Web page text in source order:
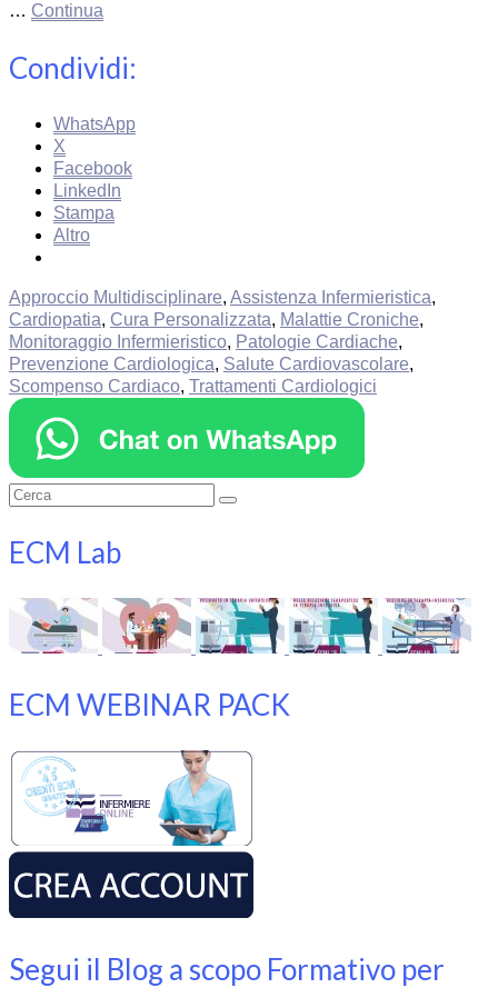
… Continua
Condividi:
WhatsApp
X
Facebook
LinkedIn
Stampa
Altro
Approccio Multidisciplinare, Assistenza Infermieristica,
Cardiopatia, Cura Personalizzata, Malattie Croniche,
Monitoraggio Infermieristico, Patologie Cardiache,
Prevenzione Cardiologica, Salute Cardiovascolare,
Scompenso Cardiaco, Trattamenti Cardiologici
Cerca:
ECM Lab
ECM WEBINAR PACK
Segui il Blog a scopo Formativo per